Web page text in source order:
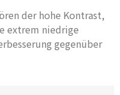
der hohe Kontrast,
extrem niedrige
gegenüber